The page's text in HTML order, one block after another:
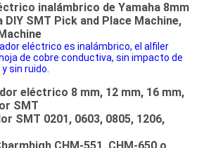
inalámbrico de Yamaha 8mm
DIY SMT Pick and Place Machine,
eléctrico es inalámbrico, el alfiler
de cobre conductiva, sin impacto de
sin ruido.
eléctrico 8 mm, 12 mm, 16 mm,
SMT
SMT 0201, 0603, 0805, 1206,